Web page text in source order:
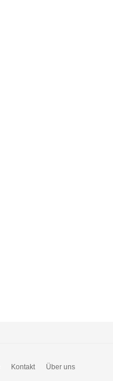
Kontakt Über uns